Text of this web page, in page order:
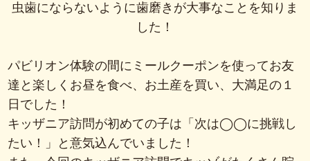
虫歯にならないように歯磨きが大事なことを知りま
した！
パビリオン体験の間にミールクーポンを使ってお友
達と楽しくお昼を食べ、お土産を買い、大満足の１
日でした！
キッザニア訪問が初めての子は「次は◯◯に挑戦し
たい！」と意気込んでいました！